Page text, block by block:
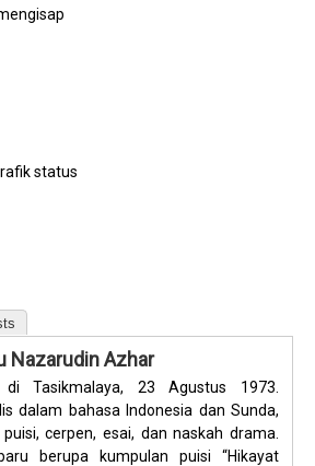
status
Nazarudin Azhar
di Tasikmalaya, 23 Agustus 1973.
dalam bahasa Indonesia dan Sunda,
puisi, cerpen, esai, dan naskah drama.
berupa kumpulan puisi “Hikayat